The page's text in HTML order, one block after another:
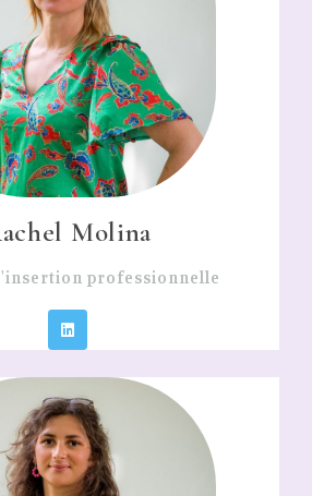
Molina
professionnelle